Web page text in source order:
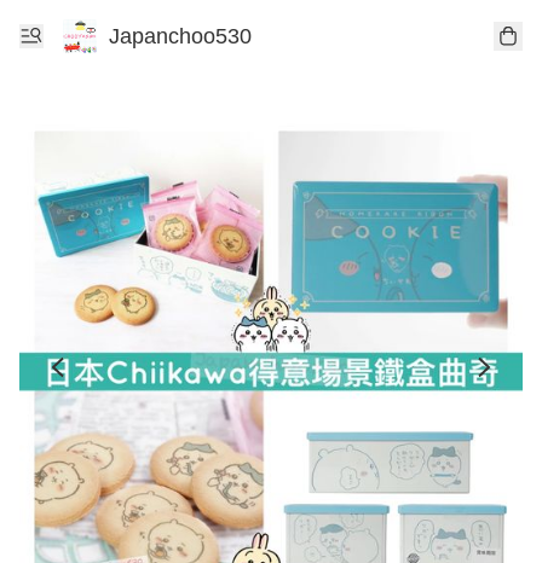
Japanchoo530